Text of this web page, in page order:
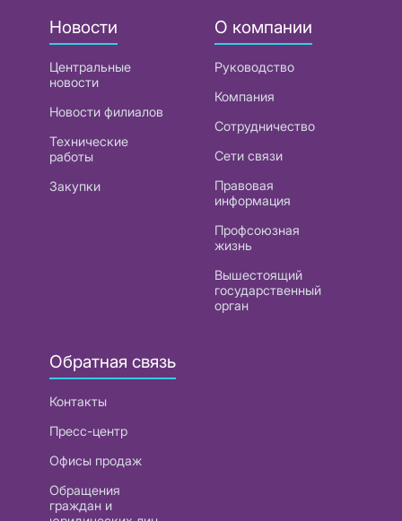
Новости
Центральные
новости
Новости филиалов
Технические
работы
Закупки
О компании
Руководство
Компания
Сотрудничество
Сети связи
Правовая
информация
Профсоюзная
жизнь
Вышестоящий
государственный
орган
Обратная связь
Контакты
Пресс-центр
Офисы продаж
Обращения
граждан и